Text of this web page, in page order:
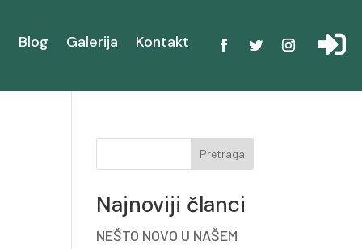
Blog Galerija Kontakt 
Pretraga
Najnoviji članci
NEŠTO NOVO U NAŠEM